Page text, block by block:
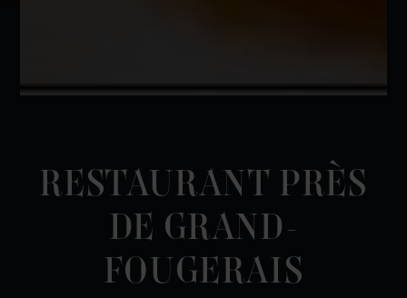
RESTAURANT PRÈS
DE GRAND-
FOUGERAIS